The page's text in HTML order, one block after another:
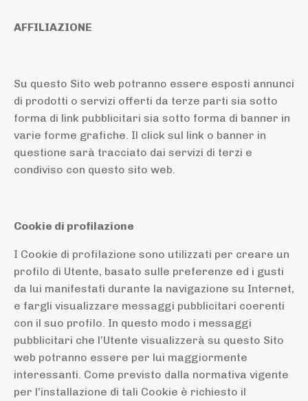
AFFILIAZIONE
Su questo Sito web potranno essere esposti annunci
di prodotti o servizi offerti da terze parti sia sotto
forma di link pubblicitari sia sotto forma di banner in
varie forme grafiche. Il click sul link o banner in
questione sarà tracciato dai servizi di terzi e
condiviso con questo sito web.
Cookie di profilazione
I Cookie di profilazione sono utilizzati per creare un
profilo di Utente, basato sulle preferenze ed i gusti
da lui manifestati durante la navigazione su Internet,
e fargli visualizzare messaggi pubblicitari coerenti
con il suo profilo. In questo modo i messaggi
pubblicitari che l’Utente visualizzerà su questo Sito
web potranno essere per lui maggiormente
interessanti. Come previsto dalla normativa vigente
per l’installazione di tali Cookie è richiesto il